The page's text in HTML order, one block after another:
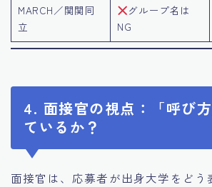
MARCH／関関同
立
グループ名は
NG
4. 面接官の視点：「呼び
ているか？
面接官は、応募者が出身大学をどう